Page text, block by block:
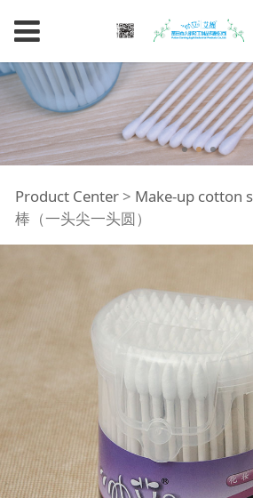
150支弹盖纸
尖一头圆）
Product Center> Make-up cotton
棒（一头尖一头圆）